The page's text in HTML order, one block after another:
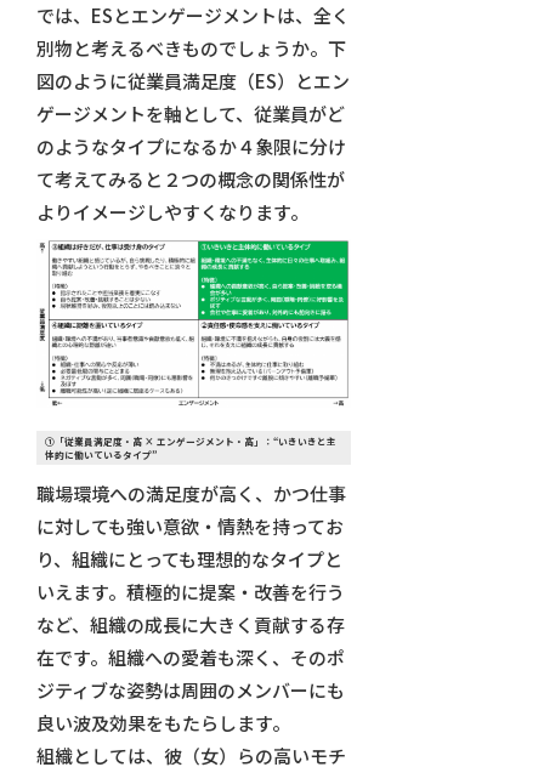
では、ESとエンゲージメントは、全く
別物と考えるべきものでしょうか。下
図のように従業員満足度（ES）とエン
ゲージメントを軸として、従業員がど
のようなタイプになるか４象限に分け
て考えてみると２つの概念の関係性が
よりイメージしやすくなります。
①「従業員満足度・高 × エンゲージメント・高」：“いきいきと主
体的に働いているタイプ”
職場環境への満足度が高く、かつ仕事
に対しても強い意欲・情熱を持ってお
り、組織にとっても理想的なタイプと
いえます。積極的に提案・改善を行う
など、組織の成長に大きく貢献する存
在です。組織への愛着も深く、そのポ
ジティブな姿勢は周囲のメンバーにも
良い波及効果をもたらします。
組織としては、彼（女）らの高いモチ